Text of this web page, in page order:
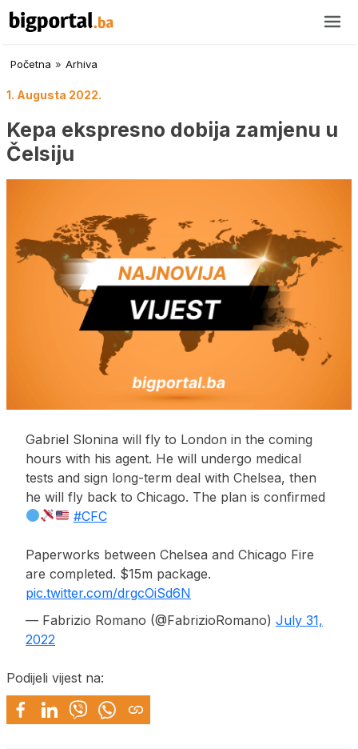
Početna » Arhiva
1. Augusta 2022.
Kepa ekspresno dobija zamjenu u
Čelsiju
Gabriel Slonina will fly to London in the coming
hours with his agent. He will undergo medical
tests and sign long-term deal with Chelsea, then
he will fly back to Chicago. The plan is confirmed
#CFC
Paperworks between Chelsea and Chicago Fire
are completed. $15m package.
pic.twitter.com/drgcOiSd6N
— Fabrizio Romano (@FabrizioRomano) July 31,
2022
Podijeli vijest na: